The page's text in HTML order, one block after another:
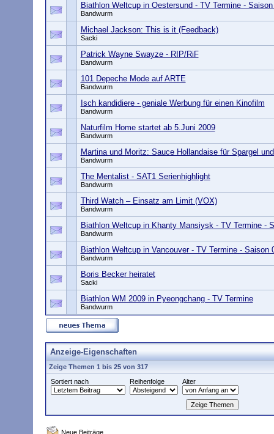
Biathlon Weltcup in Oestersund - TV Termine -
Bandwurm
Michael Jackson: This is it (Feedback)
Sacki
Patrick Wayne Swayze - RIP/RiF
Bandwurm
101 Depeche Mode auf ARTE
Bandwurm
Isch kandidiere - geniale Werbung für einen Kinofilm
Bandwurm
Naturfilm Home startet ab 5.Juni 2009
Bandwurm
Martina und Moritz: Sauce Hollandaise für Spargel
Bandwurm
The Mentalist - SAT1 Serienhighlight
Bandwurm
Third Watch – Einsatz am Limit (VOX)
Bandwurm
Biathlon Weltcup in Khanty Mansiysk - TV Termine -
Bandwurm
Biathlon Weltcup in Vancouver - TV Termine - Saison
Bandwurm
Boris Becker heiratet
Sacki
Biathlon WM 2009 in Pyeongchang - TV Termine
Bandwurm
Anzeige-Eigenschaften
Zeige Themen 1 bis 25 von 317
Sortiert nach
Reihenfolge Alter
Neue Beiträge